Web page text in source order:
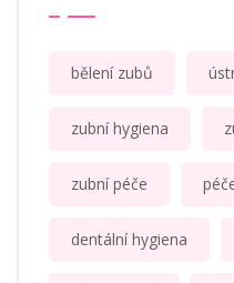
bělení zubů
zubní hygiena
zubní péče
dentální hygiena